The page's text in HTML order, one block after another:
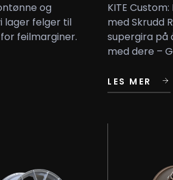
og
lager felger til
feilmarginer.
KITE
med Skrudd
supergira på
med dere –
LES MER